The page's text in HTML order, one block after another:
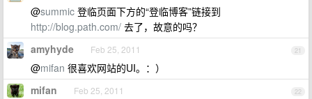
@summic 登临页面下方的“登临博客”链接到
http://blog.path.com/ 去了，故意的吗？
21
amyhyde Feb 25, 2011
@mifan 很喜欢网站的UI。：）
22
mifan Feb 25, 2011